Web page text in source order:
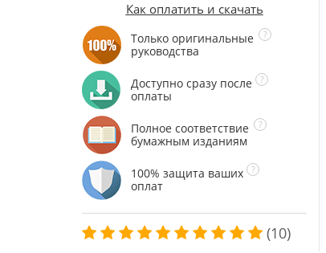
Как оплатить и скачать
Только оригинальные
руководства
Доступно сразу после
оплаты
Полное соответствие
бумажным изданиям
100% защита ваших
оплат
(10)